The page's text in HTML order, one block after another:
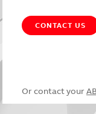
CONTACT US
Or contact your